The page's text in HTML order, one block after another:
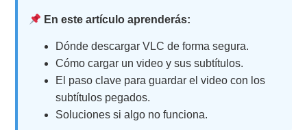
En este artículo aprenderás:
Dónde descargar VLC de forma segura.
Cómo cargar un video y sus subtítulos.
El paso clave para guardar el video con los
subtítulos pegados.
Soluciones si algo no funciona.